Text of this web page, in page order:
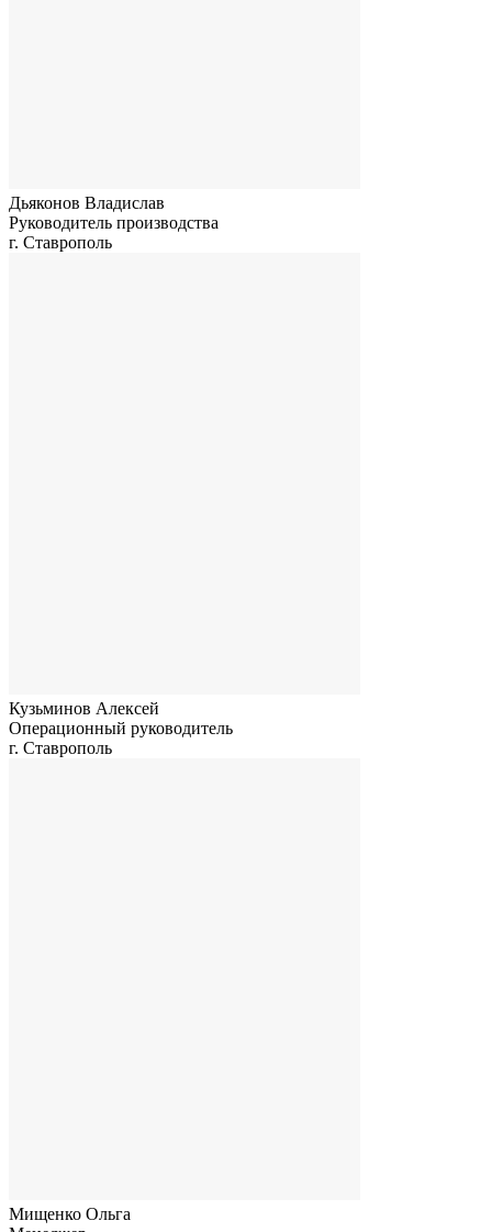
Дьяконов Владислав
Руководитель производства
г. Ставрополь
Кузьминов Алексей
Операционный руководитель
г. Ставрополь
Мищенко Ольга